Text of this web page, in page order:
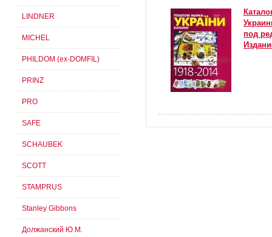
под
LINDNER
MICHEL
PHILDOM (ex-DOMFIL)
PRINZ
PRO
SAFE
SCHAUBEK
SCOTT
STAMPRUS
Stanley Gibbons
Должанский Ю.М.